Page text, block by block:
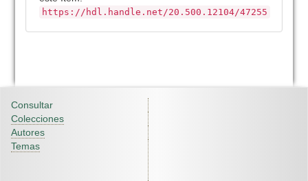
https://hdl.handle.net/20.500.12104/47255
Consultar
Colecciones
Autores
Temas